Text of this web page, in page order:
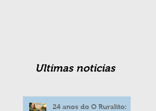
Ultimas noticias
24 anos do O Ruralito: